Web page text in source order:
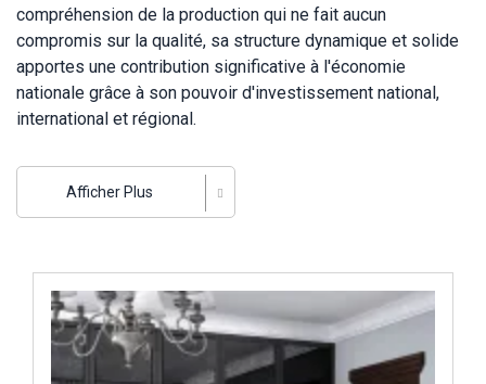
compréhension de la production qui ne fait aucun
compromis sur la qualité, sa structure dynamique et solide
apportes une contribution significative à l'économie
nationale grâce à son pouvoir d'investissement national,
international et régional.
Kale Çelik Kapı a créé un tout nouveau secteur d'activité
dans l'industrie des portes en acier et il a été préférée
comme la marque la plus connue en Turquie et en sous de
aussi pour les projets. Kale Çelik Kapı c'est l'une des
marques testées par les laboratoires de la TSE (l'Institution
des Standards Turc) et préférée par le marché et c'est le
seul fabricant de portes à offrir six niveaux de sécurité.
Afficher Plus